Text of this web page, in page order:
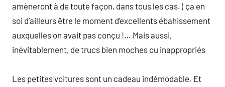
amèneront à de toute façon, dans tous les cas. ( ça en
soi d’ailleurs être le moment d’excellents ébahissement
auxquelles on avait pas conçu !… Mais aussi,
inévitablement, de trucs bien moches ou inappropriés
Les petites voitures sont un cadeau indémodable. Et